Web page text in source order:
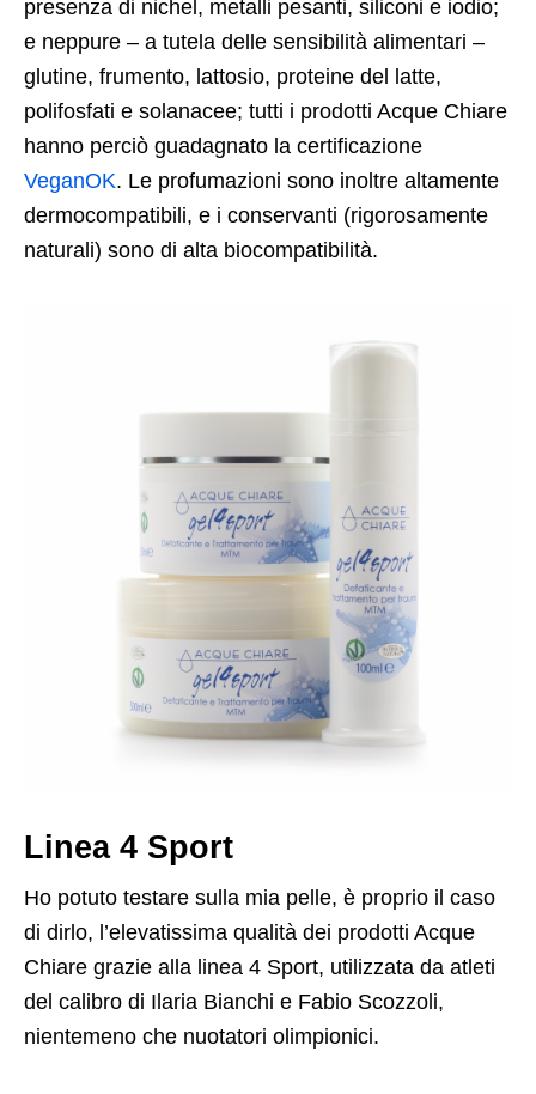
presenza di nichel, metalli pesanti, siliconi e iodio;
e neppure – a tutela delle sensibilità alimentari –
glutine, frumento, lattosio, proteine del latte,
polifosfati e solanacee; tutti i prodotti Acque Chiare
hanno perciò guadagnato la certificazione
VeganOK. Le profumazioni sono inoltre altamente
dermocompatibili, e i conservanti (rigorosamente
naturali) sono di alta biocompatibilità.
Linea 4 Sport
Ho potuto testare sulla mia pelle, è proprio il caso
di dirlo, l’elevatissima qualità dei prodotti Acque
Chiare grazie alla linea 4 Sport, utilizzata da atleti
del calibro di Ilaria Bianchi e Fabio Scozzoli,
nientemeno che nuotatori olimpionici.